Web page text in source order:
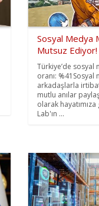
Sosyal Medya
Mutsuz Ediyor!
Türkiye’de sosyal
oranı: %41Sosyal
arkadaşlarla
mutlu anılar
olarak
Lab'ın ...